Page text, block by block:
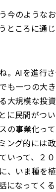
う今のような
ところに通
。AIを進行
も一つの大
大規模な投
に民間がつ
の事業化っ
ング的には
いって、２
、いま種を
になってくる